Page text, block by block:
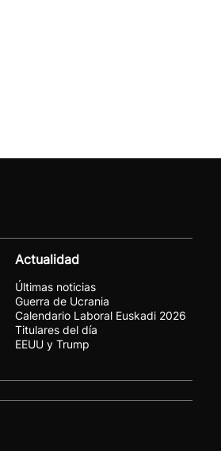
Actualidad
Últimas noticias
Guerra de Ucrania
Calendario Laboral Euskadi 2026
Titulares del día
EEUU y Trump